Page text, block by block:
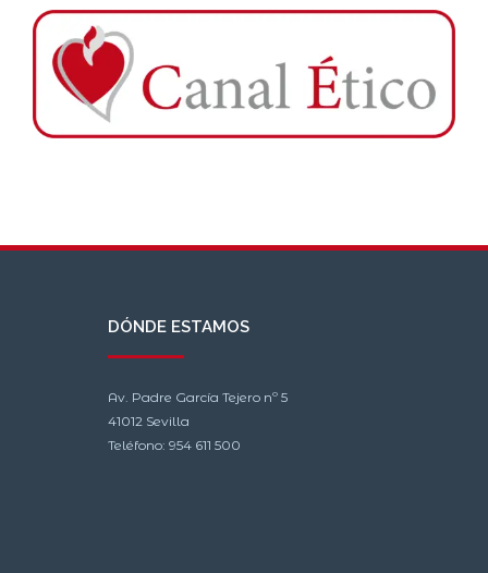
DÓNDE ESTAMOS
Av. Padre García Tejero nº 5
41012 Sevilla
Teléfono: 954 611 500